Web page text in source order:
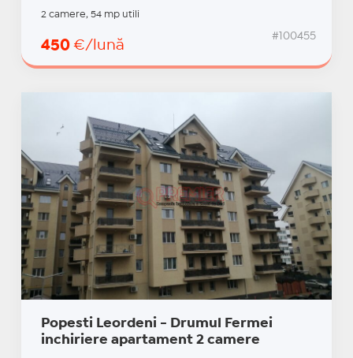
2 camere, 54 mp utili
450 €/lună
#100455
Popesti Leordeni - Drumul Fermei
inchiriere apartament 2 camere